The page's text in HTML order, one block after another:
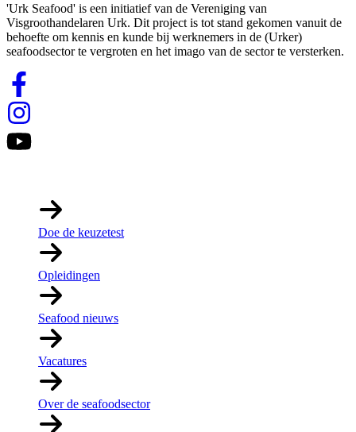
'Urk Seafood' is een initiatief van de Vereniging van
Visgroothandelaren Urk. Dit project is tot stand gekomen vanuit de
behoefte om kennis en kunde bij werknemers in de (Urker)
seafoodsector te vergroten en het imago van de sector te versterken.
Doe de keuzetest
Opleidingen
Seafood nieuws
Vacatures
Over de seafoodsector